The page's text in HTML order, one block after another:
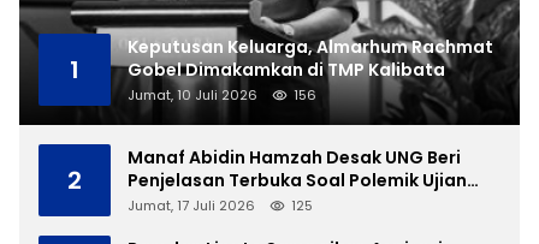
1
Keputusan Keluarga, Almarhum Rachmat
Gobel Dimakamkan di TMP Kalibata
Jumat, 10 Juli 2026 156
2
Manaf Abidin Hamzah Desak UNG Beri
Penjelasan Terbuka Soal Polemik Ujian
Skripsi Mahasiswi
Jumat, 17 Juli 2026 125